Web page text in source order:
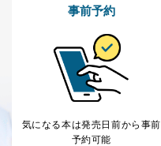
事前予約
気になる本は発売日前から事前
予約可能